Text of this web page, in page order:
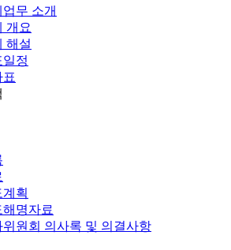
무 소개
개요
해설
정
획
명자료
위원회 의사록 및 의결사항